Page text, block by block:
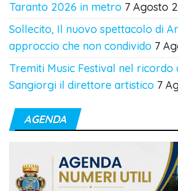
Taranto 2026 in metro 7 Agosto
Sollecito, Il nuovo spettacolo di
approccio che non condivido 7
Tremiti Music Festival nel ricordo
Sangiorgi il direttore artistico 7
AGENDA